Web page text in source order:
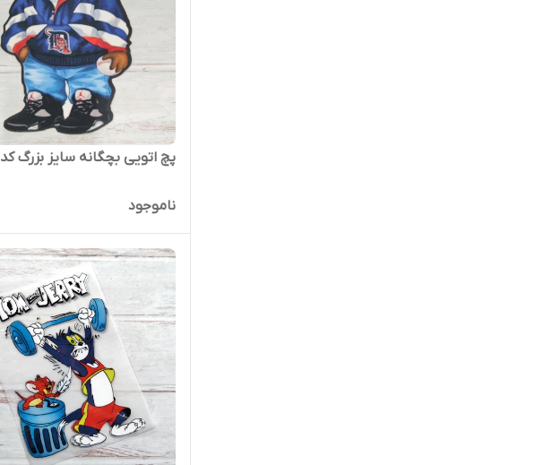
پچ اتویی بچگانه سایز بزرگ کد ۰۱۶
ناموجود